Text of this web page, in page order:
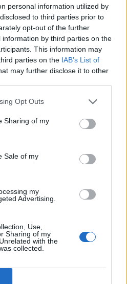
personal information utilized by
to third parties prior to
opt-out of the further
by third parties on the
This information may
parties on the IAB’s List of
may further disclose it to other
Opt Outs
Sharing of my
Sale of my
my
Advertising.
Use,
Sharing of my
with the
collected.
segítséget kérnek?
kifejezések laza
Adéle és az örökölt árnyak